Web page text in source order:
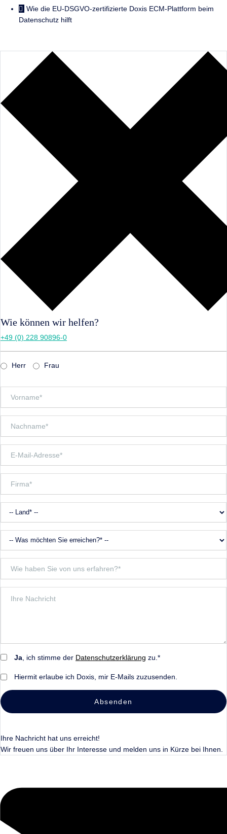
Wie die EU-DSGVO-zertifizierte Doxis ECM-Plattform beim
Datenschutz hilft
Wie können wir helfen?
+49 (0) 228 90896-0
Herr Frau
Ja , ich stimme der Datenschutzerklärung zu.*
Hiermit erlaube ich Doxis, mir E-Mails zuzusenden.
Absenden
Ihre Nachricht hat uns erreicht!
Wir freuen uns über Ihr Interesse und melden uns in Kürze bei Ihnen.